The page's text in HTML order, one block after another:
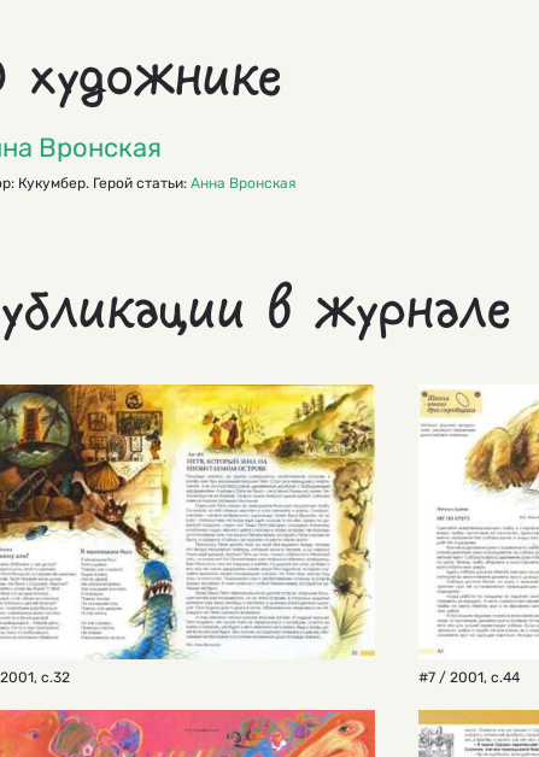
художнике
Вронская
Кукумбер. Герой статьи: Анна Вронская
в журнале
, с.32 #7 / 2001, с.44